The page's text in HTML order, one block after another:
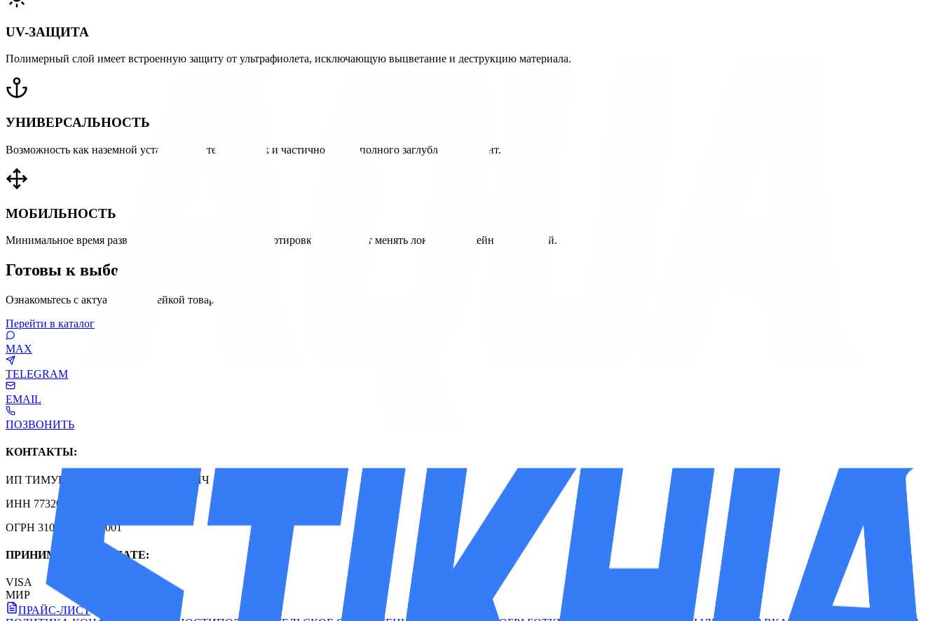
UV-ЗАЩИТА
Полимерный слой имеет встроенную защиту от ультрафиолета, исключающую выцветание и деструкцию материала.
УНИВЕРСАЛЬНОСТЬ
Возможность как наземной установки на террасах, так и частичного или полного заглубления в грунт.
МОБИЛЬНОСТЬ
Минимальное время развертывания и легкость транспортировки позволяют менять локацию бассейна без усилий.
Готовы к выбору?
Ознакомьтесь с актуальной линейкой товаров
Перейти в каталог
MAX
TELEGRAM
EMAIL
ПОЗВОНИТЬ
КОНТАКТЫ:
ИП ТИМУШ НИКОЛАЙ ВИКТОРОВИЧ
ИНН 773206967930
ОГРН 310774619301001
ПРИНИМАЕМ К ОПЛАТЕ:
VISA
МИР
ПРАЙС-ЛИСТ